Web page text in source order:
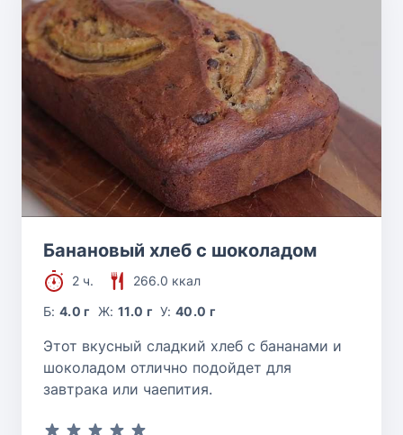
Банановый хлеб с шоколадом
2 ч.
266.0 ккал
Б:4.0 г Ж: 11.0 г У:40.0 г
Этот вкусный сладкий хлеб с бананами и
шоколадом отлично подойдет для
завтрака или чаепития.